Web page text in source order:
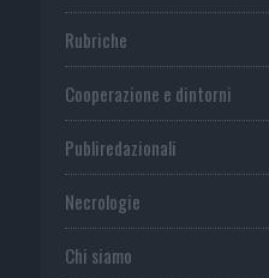
Rubriche
Cooperazione e dintorni
Publiredazionali
Necrologie
Chi siamo